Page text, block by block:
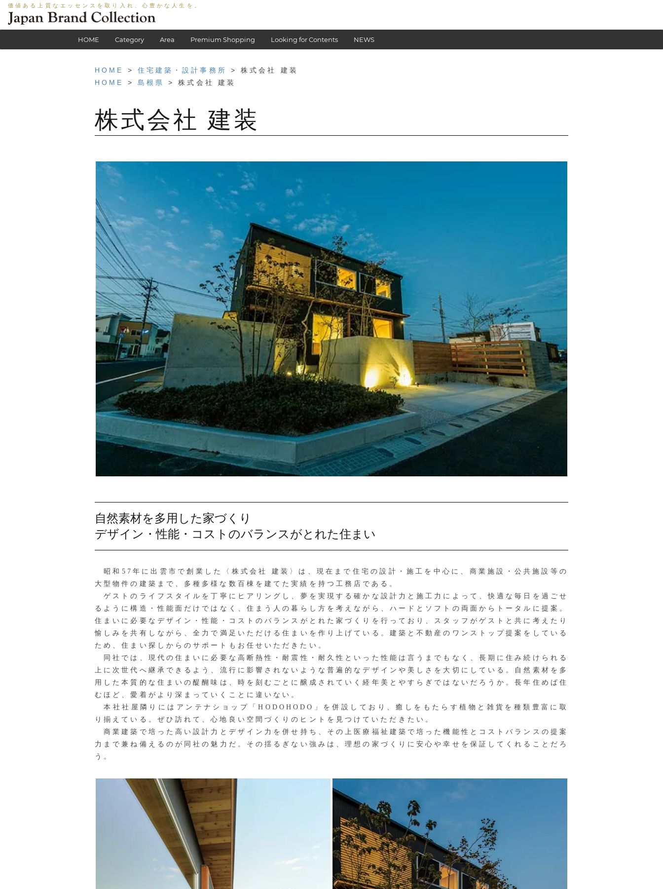
価値ある上質なエッセンスを取り入れ、心豊かな人生を。
HOME Category Area Premium Shopping Looking for Contents NEWS
HOME > 住宅建築・設計事務所
> 株式会社 建装
HOME
> 島根県 > 株式会社 建装
株式会社 建装
自然素材を多用した家づくり
デザイン・性能・コストのバランスがとれた住まい
昭和57年に出雲市で創業した〈株式会社 建装〉は、現在まで住宅の設計・施工を中心に、商業施設・公共施設等の
大型物件の建築まで、多種多様な数百棟を建てた実績を持つ工務店である。
ゲストのライフスタイルを丁寧にヒアリングし、夢を実現する確かな設計力と施工力によって、快適な毎日を過ごせ
るように構造・性能面だけではなく、住まう人の暮らし方を考えながら、ハードとソフトの両面からトータルに提案。
住まいに必要なデザイン・性能・コストのバランスがとれた家づくりを行っており、スタッフがゲストと共に考えたり
愉しみを共有しながら、全力で満足いただける住まいを作り上げている。建築と不動産のワンストップ提案をしている
ため、住まい探しからのサポートもお任せいただきたい。
同社では、現代の住まいに必要な高断熱性・耐震性・耐久性といった性能は言うまでもなく、長期に住み続けられる
上に次世代へ継承できるよう、流行に影響されないような普遍的なデザインや美しさを大切にしている。自然素材を多
用した本質的な住まいの醍醐味は、時を刻むごとに醸成されていく経年美とやすらぎではないだろうか。長年住めば住
むほど、愛着がより深まっていくことに違いない。
本社社屋隣りにはアンテナショップ「HODOHODO」を併設しており、癒しをもたらす植物と雑貨を種類豊富に取
り揃えている。ぜひ訪れて、心地良い空間づくりのヒントを見つけていただきたい。
商業建築で培った高い設計力とデザイン力を併せ持ち、その上医療福祉建築で培った機能性とコストバランスの提案
力まで兼ね備えるのが同社の魅力だ。その揺るぎない強みは、理想の家づくりに安心や幸せを保証してくれることだろ
う。